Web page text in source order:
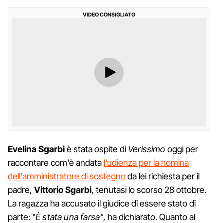
VIDEO CONSIGLIATO
Evelina Sgarbiè stata ospite di Verissimo oggi per
raccontare com'è andata l'udienza per la nomina
dell'amministratore di sostegnoda lei richiesta per il
padre, Vittorio Sgarbi, tenutasi lo scorso 28 ottobre.
La ragazza ha accusato il giudice di essere stato di
parte: "È stata una farsa", ha dichiarato. Quanto al